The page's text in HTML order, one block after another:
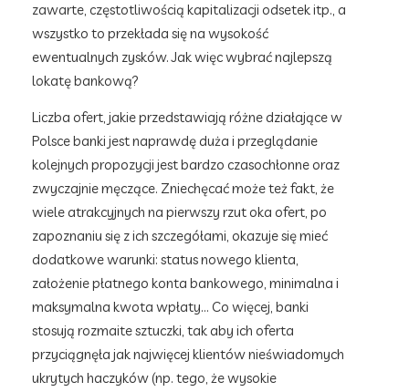
zawarte, częstotliwością kapitalizacji odsetek itp., a
wszystko to przekłada się na wysokość
ewentualnych zysków. Jak więc wybrać najlepszą
lokatę bankową?
Liczba ofert, jakie przedstawiają różne działające w
Polsce banki jest naprawdę duża i przeglądanie
kolejnych propozycji jest bardzo czasochłonne oraz
zwyczajnie męczące. Zniechęcać może też fakt, że
wiele atrakcyjnych na pierwszy rzut oka ofert, po
zapoznaniu się z ich szczegółami, okazuje się mieć
dodatkowe warunki: status nowego klienta,
założenie płatnego konta bankowego, minimalna i
maksymalna kwota wpłaty… Co więcej, banki
stosują rozmaite sztuczki, tak aby ich oferta
przyciągnęła jak najwięcej klientów nieświadomych
ukrytych haczyków (np. tego, że wysokie